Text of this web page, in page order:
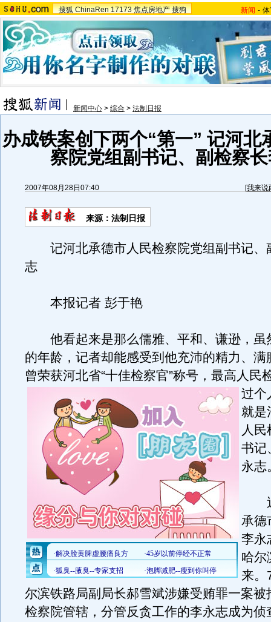
搜狐 ChinaRen 17173 焦点房地产 搜狗 新闻 -
新闻中心 > 综合 > 法制日报
办成铁案创下两个“第一” 记河北
察院党组副书记、副检察
2007年08月28日07:40 [我来说
来源：法制日报
记河北承德市人民检察院党组副书记、
志
本报记者 彭于艳
他看起来是那么儒雅、平和、谦逊，虽
的年龄，记者却能感受到他充沛的精力、满
曾荣获河北省“十佳检察官”称号，最高人民
过个
就是
人
书记
永志
近
承德
李永
哈尔
来。
尔滨铁路局副局长郝雪斌涉嫌受贿罪一案被
检察院管辖，分管反贪工作的李永志成为侦